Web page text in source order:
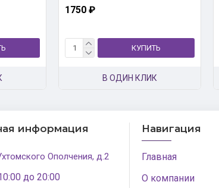
1750 ₽
КУПИТЬ
В ОДИН КЛИК
информация
Ополчения, д.2
до 20:00
Навигация
Главная
О компании